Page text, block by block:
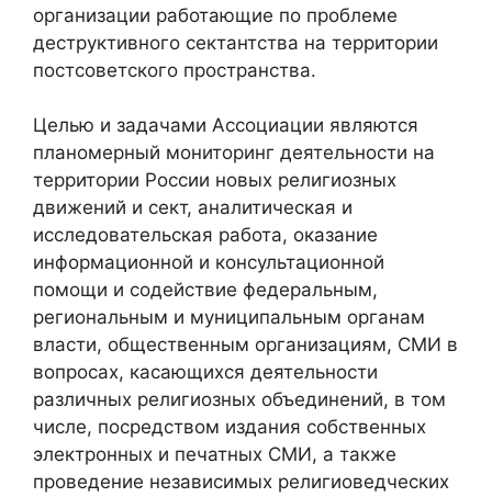
организации работающие по проблеме
деструктивного сектантства на территории
постсоветского пространства.
Целью и задачами Ассоциации являются
планомерный мониторинг деятельности на
территории России новых религиозных
движений и сект, аналитическая и
исследовательская работа, оказание
информационной и консультационной
помощи и содействие федеральным,
региональным и муниципальным органам
власти, общественным организациям, СМИ в
вопросах, касающихся деятельности
различных религиозных объединений, в том
числе, посредством издания собственных
электронных и печатных СМИ, а также
проведение независимых религиоведческих